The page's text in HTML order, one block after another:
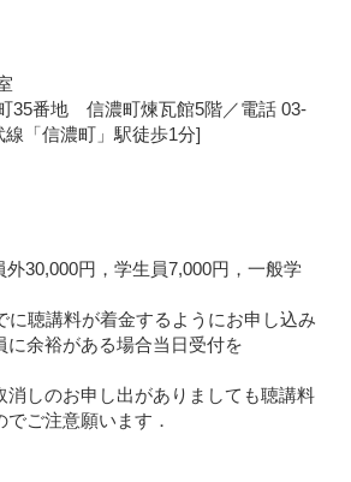
35番地 信濃町煉瓦館5階／電話 03-
「信濃町」駅徒歩1分]
外30,000円，学生員7,000円，一般学
に聴講料が着金するようにお申し込み
に余裕がある場合当日受付を
消しのお申し出がありましても聴講料
ご注意願います．